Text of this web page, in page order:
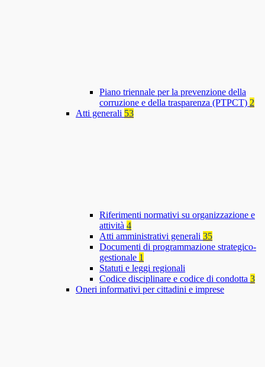
Piano triennale per la prevenzione della
corruzione e della trasparenza (PTPCT) 2
Atti generali 53
Riferimenti normativi su organizzazione e
attività 4
Atti amministrativi generali 35
Documenti di programmazione strategico-
gestionale 1
Statuti e leggi regionali
Codice disciplinare e codice di condotta 3
Oneri informativi per cittadini e imprese